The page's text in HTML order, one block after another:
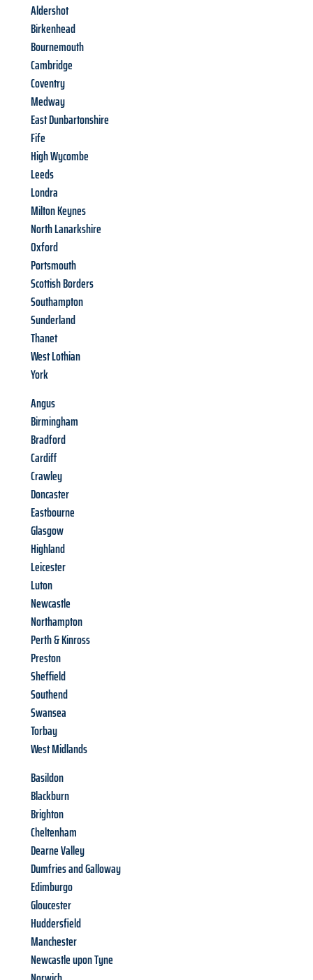
Aldershot
Birkenhead
Bournemouth
Cambridge
Coventry
Medway
East Dunbartonshire
Fife
High Wycombe
Leeds
Londra
Milton Keynes
North Lanarkshire
Oxford
Portsmouth
Scottish Borders
Southampton
Sunderland
Thanet
West Lothian
York
Angus
Birmingham
Bradford
Cardiff
Crawley
Doncaster
Eastbourne
Glasgow
Highland
Leicester
Luton
Newcastle
Northampton
Perth & Kinross
Preston
Sheffield
Southend
Swansea
Torbay
West Midlands
Basildon
Blackburn
Brighton
Cheltenham
Dearne Valley
Dumfries and Galloway
Edimburgo
Gloucester
Huddersfield
Manchester
Newcastle upon Tyne